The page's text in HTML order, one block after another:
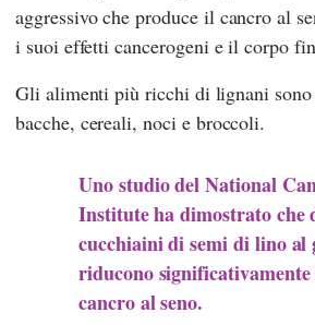
aggressivo che produce il cancro al
i suoi effetti cancerogeni e il corpo
Gli alimenti più ricchi di lignani
bacche, cereali, noci e broccoli.
Uno studio del National
Institute ha dimostrato che
cucchiaini di semi di lino al
riducono
cancro al seno.